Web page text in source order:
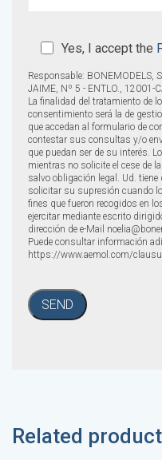
Yes, I accept the
Responsable: BONEMODELS,
JAIME, Nº 5 - ENTLO., 12001-
La finalidad del tratamiento de
consentimiento será la de
que accedan al formulario de
contestar sus consultas y/o
que puedan ser de su interés.
mientras no solicite el cese de
salvo obligación legal. Ud. tiene
solicitar su supresión cuando
fines que fueron recogidos en
ejercitar mediante escrito
dirección de e-Mail
Puede consultar información
https://www.aemol.com/
Related